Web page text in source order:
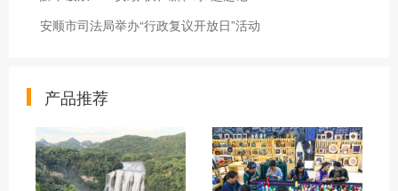
安顺市司法局举办“行政复议开放日”活动
产品推荐